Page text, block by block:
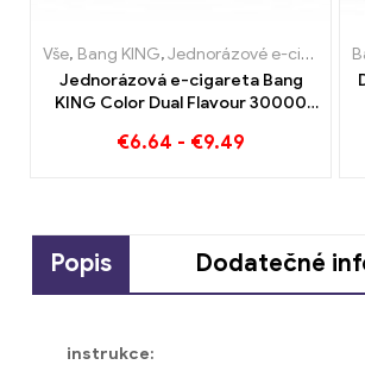
Vše, Bang KING,Jednorázové e-cigarety Litva
Jednorázová e-cigareta Bang
KING Color Dual Flavour 30000
melounem a kiwi mučenkovou
€6.64 - €9.49
Popis Dodatečné
instrukce: